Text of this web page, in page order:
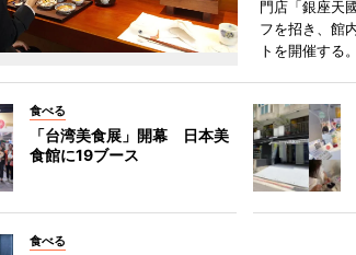
門店「銀座天
フを招き、館
トを開催する。
食べる
「台湾美食展」開幕 日本美
食館に19ブース
食べる